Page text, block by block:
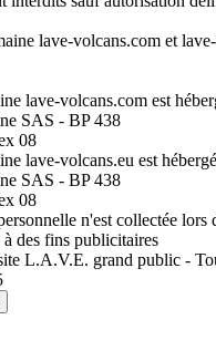
lave-volcans.com et
lave-volcans.com est
SAS - BP 438
08
lave-volcans.eu est
SAS - BP 438
08
n'est collectée lors
des fins publicitaires
L.A.V.E. grand public -